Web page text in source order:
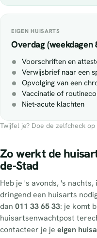
EIGEN HUISARTS
Overdag (weekdagen
Voorschriften en
Verwijsbrief naar een
Opvolging van een
Vaccinatie of
Niet-acute klachten
Twijfel je? Doe de zelfcheck
Zo werkt de
de-Stad
Heb je 's avonds, 's
dringend een huisarts
dan 011 33 65 33: je komt
huisartsenwachtpost
contacteer je je eigen